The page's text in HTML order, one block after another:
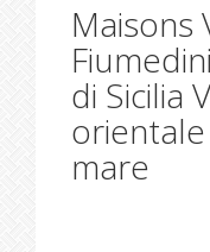
Maisons
di Sicilia
mare